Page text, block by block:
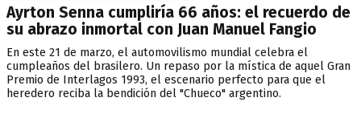
Ayrton Senna cumpliría 66 años: el recuerdo de
su abrazo inmortal con Juan Manuel Fangio
En este 21 de marzo, el automovilismo mundial celebra el
cumpleaños del brasilero. Un repaso por la mística de aquel Gran
Premio de Interlagos 1993, el escenario perfecto para que el
heredero reciba la bendición del "Chueco" argentino.